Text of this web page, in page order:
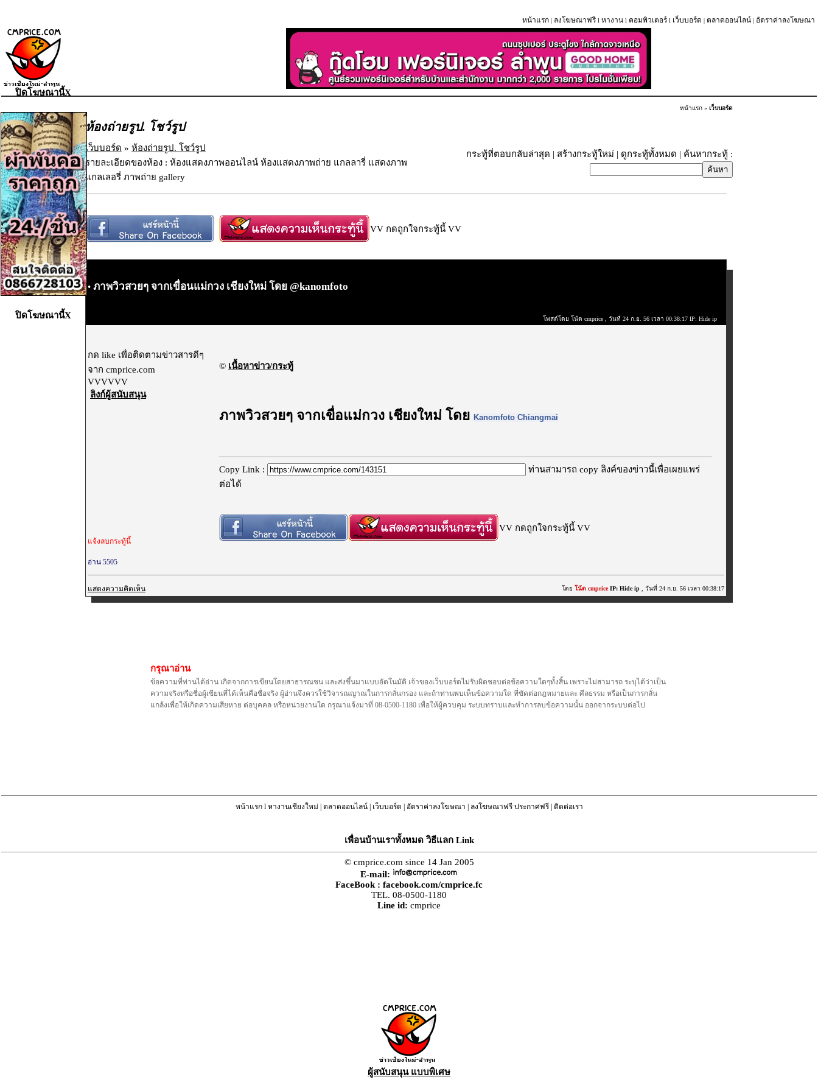
หน้าแรก | ลงโฆษณาฟรี l หางาน l คอมพิวเตอร์ l เว็บบอร์ด | ตลาดออนไลน์ | อัตราค่าลงโฆษณา
หน้าแรก » เว็บบอร์ด
ห้องถ่ายรูป. โชว์รูป
เว็บบอร์ด » ห้องถ่ายรูป. โชว์รูป
รายละเอียดของห้อง : ห้องแสดงภาพออนไลน์ ห้องแสดงภาพถ่าย แกลลารี่ แสดงภาพ
แกลเลอรี่ ภาพถ่าย gallery
กระทู้ที่ตอบกลับล่าสุด | สร้างกระทู้ใหม่ | ดูกระทู้ทั้งหมด | ค้นหากระทู้ :
VV กดถูกใจกระทู้นี้ VV
• ภาพวิวสวยๆ จากเขื่อนแม่กวง เชียงใหม่ โดย @kanomfoto
โพสต์โดย โน้ต cmprice , วันที่ 24 ก.ย. 56 เวลา 00:38:17 IP: Hide ip
กด like เพื่อติดตามข่าวสารดีๆ
จาก cmprice.com
VVVVVV
ลิงก์ผู้สนับสนุน
© เนื้อหาข่าว/กระทู้
ภาพวิวสวยๆ จากเขื่อแม่กวง เชียงใหม่ โดย Kanomfoto Chiangmai
Copy Link :
ท่านสามารถ copy ลิงค์ของข่าวนี้เพื่อเผยแพร่
ต่อได้
VV กดถูกใจกระทู้นี้ VV
แจ้งลบกระทู้นี้
อ่าน 5505
แสดงความคิดเห็น โดย โน้ต cmprice IP: Hide ip , วันที่ 24 ก.ย. 56 เวลา 00:38:17
กรุณาอ่าน
ข้อความที่ท่านได้อ่าน เกิดจากการเขียนโดยสาธารณชน และส่งขึ้นมาแบบอัตโนมัติ เจ้าของเว็บบอร์ดไม่รับผิดชอบต่อข้อความใดๆทั้งสิ้น เพราะไม่สามารถ ระบุได้ว่าเป็น
ความจริงหรือชื่อผู้เขียนที่ได้เห็นคือชื่อจริง ผู้อ่านจึงควรใช้วิจารณญาณในการกลั่นกรอง และถ้าท่านพบเห็นข้อความใด ที่ขัดต่อกฎหมายและ ศีลธรรม หรือเป็นการกลั่น
แกล้งเพื่อให้เกิดความเสียหาย ต่อบุคคล หรือหน่วยงานใด กรุณาแจ้งมาที่ 08-0500-1180 เพื่อให้ผู้ควบคุม ระบบทราบและทำการลบข้อความนั้น ออกจากระบบต่อไป
ปิดโฆษณานี้X
ปิดโฆษณานี้X
หน้าแรกl หางานเชียงใหม่ | ตลาดออนไลน์| เว็บบอร์ด | อัตราค่าลงโฆษณา | ลงโฆษณาฟรี ประกาศฟรี| ติดต่อเรา
เพื่อนบ้านเราทั้งหมด วิธีแลก Link
© cmprice.com since 14 Jan 2005
E-mail:
FaceBook : facebook.com/cmprice.fc
TEL. 08-0500-1180
Line id: cmprice
ผู้สนับสนุน แบบพิเศษ